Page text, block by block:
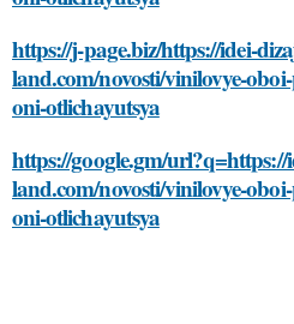
https://j-page.biz/https://idei-
land.com/novosti/vinilovye-
oni-otlichayutsya
https://google.gm/
land.com/novosti/vinilovye-
oni-otlichayutsya